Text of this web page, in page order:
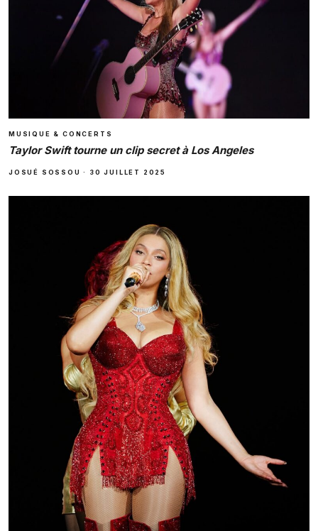
MUSIQUE & CONCERTS
Taylor Swift tourne un clip secret à Los Angeles
JOSUÉ SOSSOU · 30 JUILLET 2025